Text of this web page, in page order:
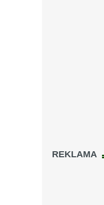
REKLAMA